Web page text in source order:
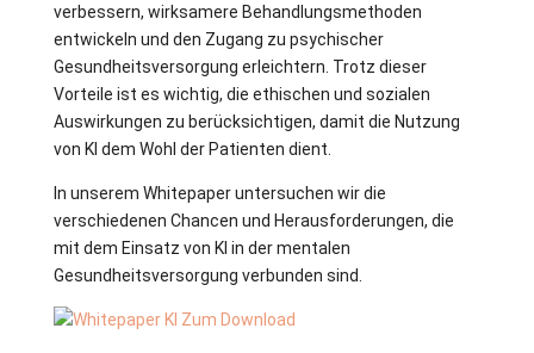
verbessern, wirksamere Behandlungsmethoden
entwickeln und den Zugang zu psychischer
Gesundheitsversorgung erleichtern. Trotz dieser
Vorteile ist es wichtig, die ethischen und sozialen
Auswirkungen zu berücksichtigen, damit die Nutzung
von KI dem Wohl der Patienten dient.
In unserem Whitepaper untersuchen wir die
verschiedenen Chancen und Herausforderungen, die
mit dem Einsatz von KI in der mentalen
Gesundheitsversorgung verbunden sind.
Zum Download